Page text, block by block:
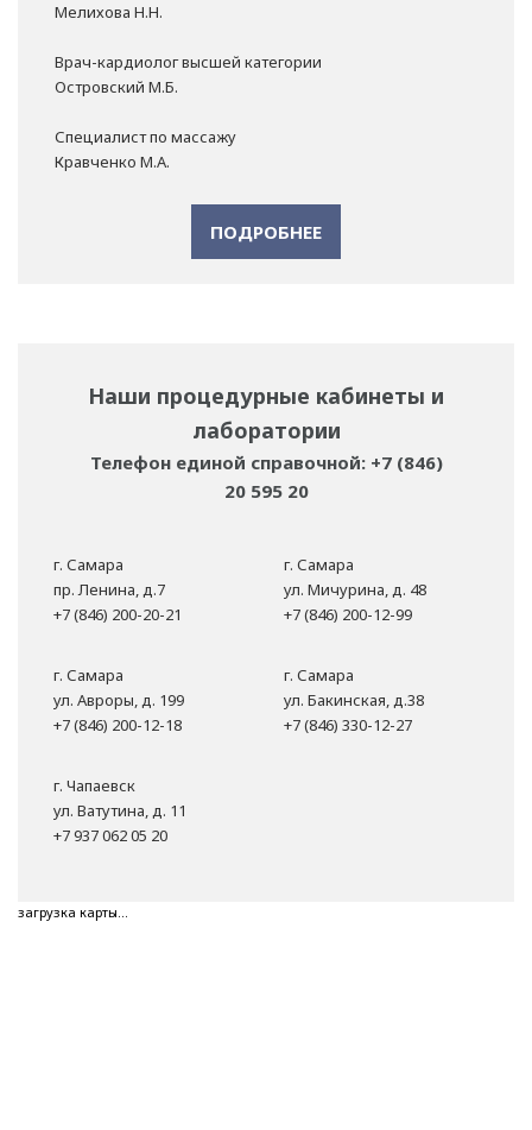
Мелихова Н.Н.
Врач-кардиолог высшей категории
Островский М.Б.
Специалист по массажу
Кравченко М.А.
ПОДРОБНЕЕ
Наши процедурные кабинеты и
лаборатории
Телефон единой справочной: +7 (846)
20 595 20
г. Самара
пр. Ленина, д.7
+7 (846) 200-20-21
г. Самара
ул. Мичурина, д. 48
+7 (846) 200-12-99
г. Самара
ул. Авроры, д. 199
+7 (846) 200-12-18
г. Самара
ул. Бакинская, д.38
+7 (846) 330-12-27
г. Чапаевск
ул. Ватутина, д. 11
+7 937 062 05 20
загрузка карты...